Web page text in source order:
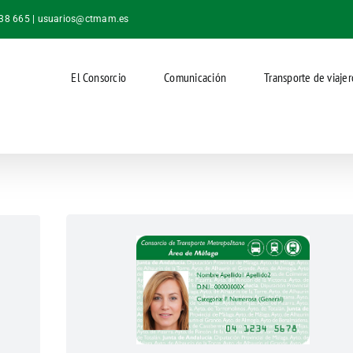
665 | usuarios@ctmam.es
El Consorcio Comunicación Transporte de
y
Tarjeta de Transporte Familia
Numerosa
Si posees el título de Familia Numerosa de tu
comunidad autónoma, podrás beneficiarte de